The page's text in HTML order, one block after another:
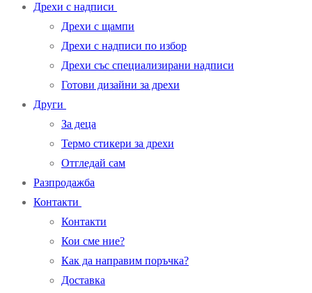
Дрехи с надписи
Дрехи с щампи
Дрехи с надписи по избор
Дрехи със специализирани надписи
Готови дизайни за дрехи
Други
За деца
Термо стикери за дрехи
Oтгледай сам
Разпродажба
Контакти
Контакти
Кои сме ние?
Как да направим поръчка?
Доставка